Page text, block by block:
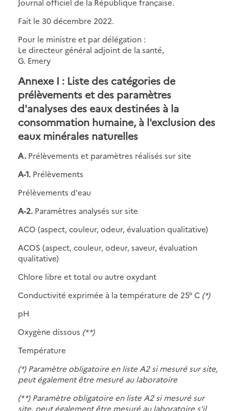
Fait le 30 décembre 2022.
Pour le ministre et par délégation :
Le directeur général adjoint de la santé,
G. Emery
Annexe I : Liste des catégories de
prélèvements et des paramètres
d'analyses des eaux destinées à la
consommation humaine, à l'exclusion des
eaux minérales naturelles
A. Prélèvements et paramètres réalisés sur site
A-1. Prélèvements
Prélèvements d'eau
A-2. Paramètres analysés sur site
ACO (aspect, couleur, odeur, évaluation qualitative)
ACOS (aspect, couleur, odeur, saveur, évaluation
qualitative)
Chlore libre et total ou autre oxydant
Conductivité exprimée à la température de 25° C (*)
pH
Oxygène dissous (* *)
Température
(*) Paramètre obligatoire en liste A2 si mesuré sur site,
peut également être mesuré au laboratoire
(* *) Paramètre obligatoire en liste A2 si mesuré sur
site, peut également être mesuré au laboratoire s'il